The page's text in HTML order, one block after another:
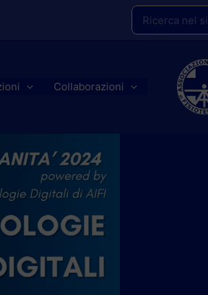
Ricerca
per:
Collaborazioni